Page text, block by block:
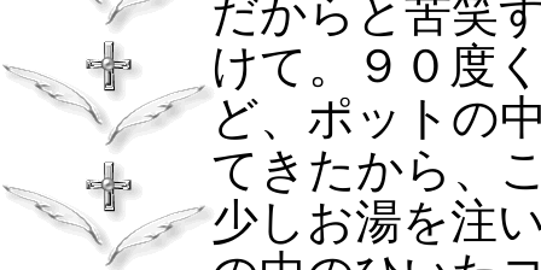
だからと苦笑
けて。９０度
ど、ポットの
てきたから、
少しお湯を注